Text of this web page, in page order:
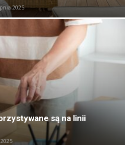
2025
są na linii